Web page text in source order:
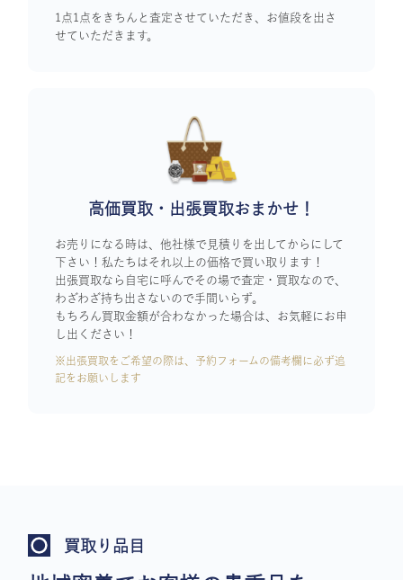
1点1点をきちんと査定させていただき、お値段を出さ
せていただきます。
高価買取・出張買取おまかせ！
お売りになる時は、他社様で見積りを出してからにして
下さい！私たちはそれ以上の価格で買い取ります！
出張買取なら自宅に呼んでその場で査定・買取なので、
わざわざ持ち出さないので手間いらず。
もちろん買取金額が合わなかった場合は、お気軽にお申
し出ください！
※出張買取をご希望の際は、予約フォームの備考欄に必ず追
記をお願いします
買取り品目